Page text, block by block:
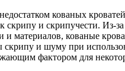
кованых
скрипу и скрипучести. Из-
и материалов, кованые
скрипу и шуму при
фактором для